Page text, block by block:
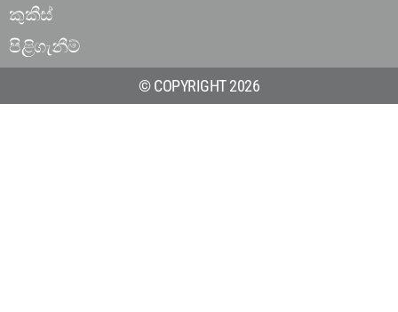
කුකීස්
පිළිගැනීම්
© COPYRIGHT 2026